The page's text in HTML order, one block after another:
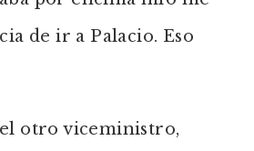
de ir a Palacio. Eso
el otro viceministro,